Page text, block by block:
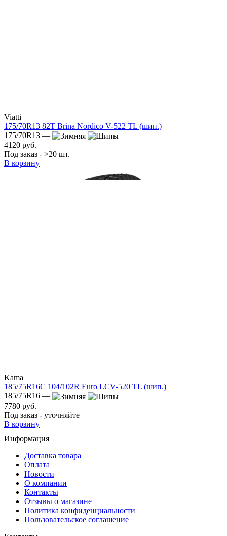
Viatti
175/70R13 82T Brina Nordico V-522 TL (шип.)
175/70R13 —
4120 руб.
Под заказ - >20 шт.
В корзину
Kama
185/75R16C 104/102R Euro LCV-520 TL (шип.)
185/75R16 —
7780 руб.
Под заказ - уточняйте
В корзину
Информация
Доставка товара
Оплата
Новости
О компании
Контакты
Отзывы о магазине
Политика конфиденциальности
Пользовательское соглашение